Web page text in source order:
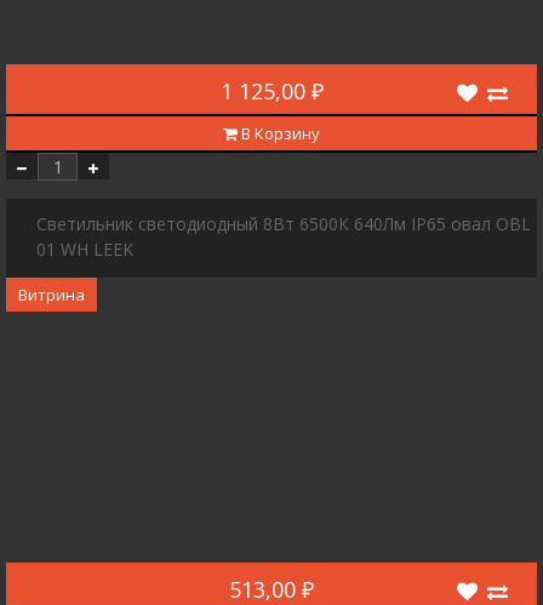
1 125,00 ₽
В Корзину
Cветильник светодиодный 8Вт 6500К 640Лм IP65 овал OBL
01 WH LEEK
Витрина
513,00 ₽